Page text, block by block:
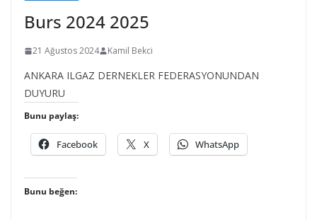
Burs 2024 2025
21 Ağustos 2024 Kamil Bekci
ANKARA ILGAZ DERNEKLER FEDERASYONUNDAN
DUYURU
Bunu paylaş:
Facebook X WhatsApp
Bunu beğen: